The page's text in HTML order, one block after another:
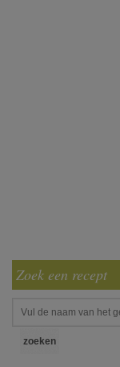
Zoek een recept